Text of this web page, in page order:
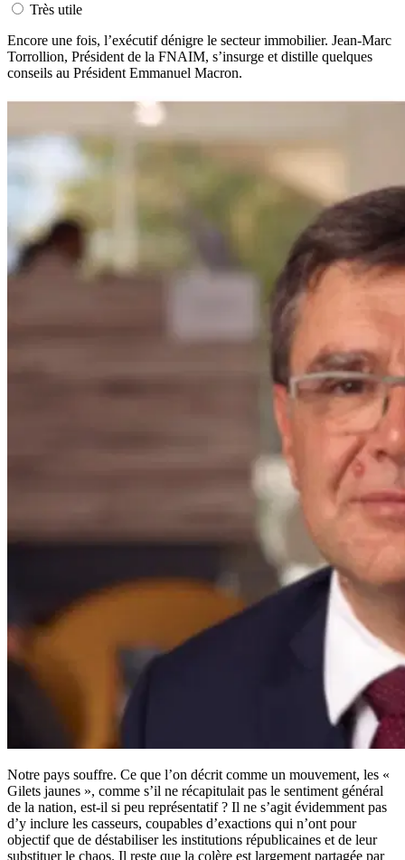
Très utile
Encore une fois, l’exécutif dénigre le secteur immobilier. Jean-Marc
Torrollion, Président de la FNAIM, s’insurge et distille quelques
conseils au Président Emmanuel Macron.
Notre pays souffre. Ce que l’on décrit comme un mouvement, les «
Gilets jaunes », comme s’il ne récapitulait pas le sentiment général
de la nation, est-il si peu représentatif ? Il ne s’agit évidemment pas
d’y inclure les casseurs, coupables d’exactions qui n’ont pour
objectif que de déstabiliser les institutions républicaines et de leur
substituer le chaos. Il reste que la colère est largement partagée par